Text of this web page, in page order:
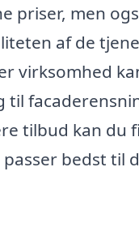
priser, men
af de
virksomhed
til
tilbud kan du
bedst til